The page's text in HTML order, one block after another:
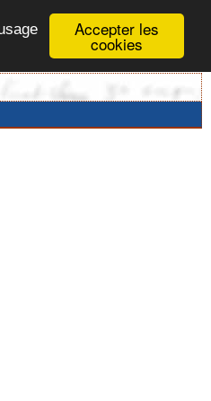
Accepter les
cookies